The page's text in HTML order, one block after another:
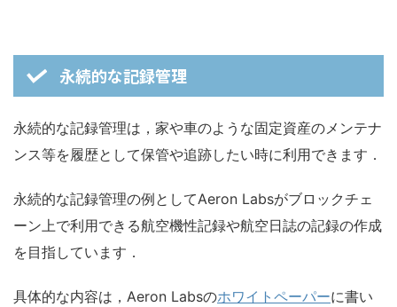
永続的な記録管理
永続的な記録管理は，家や車のような固定資産のメンテナ
ンス等を履歴として保管や追跡したい時に利用できます．
永続的な記録管理の例としてAeron Labsがブロックチェ
ーン上で利用できる航空機性記録や航空日誌の記録の作成
を目指しています．
具体的な内容は，Aeron Labsのホワイトペーパーに書い